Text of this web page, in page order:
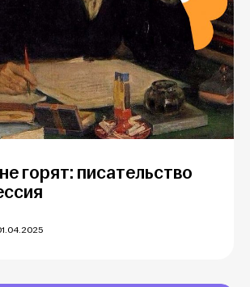
горят: писательство